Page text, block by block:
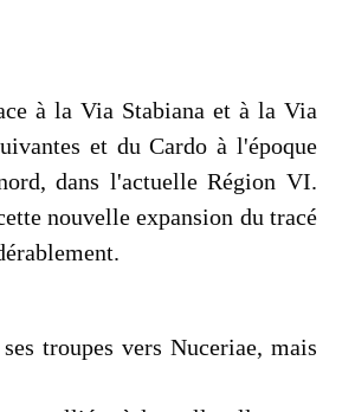
à la Via Stabiana et à la Via
et du Cardo à l'époque
dans l'actuelle Région VI.
nouvelle expansion du tracé
troupes vers Nuceriae, mais